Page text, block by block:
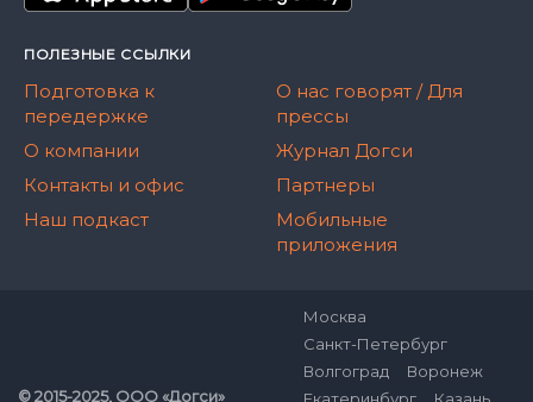
ПОЛЕЗНЫЕ ССЫЛКИ
Подготовка к
передержке
О компании
Контакты и офис
Наш подкаст
О нас говорят / Для
прессы
Журнал Догси
Партнеры
Мобильные
приложения
© 2015-2025, ООО «Догси»
Москва
Санкт-Петербург
Волгоград
Воронеж
Екатеринбург
Казань